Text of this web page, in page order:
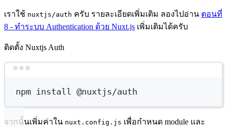
เราใช้ nuxtjs/auth ครับ รายละเอียดเพิ่มเติม ลองไปอ่าน ตอนที่
8 - ทำระบบ Authentication ด้วย Nuxt.js เพิ่มเติมได้ครับ
ติดตั้ง Nuxtjs Auth
npm install @nuxtjs/auth
จากนั้นเพิ่มค่าใน nuxt.config.js เพื่อกำหนด module และ